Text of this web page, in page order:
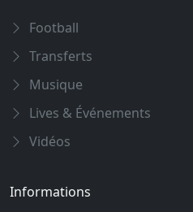
Football
Transferts
Musique
Lives & Événements
Vidéos
Informations